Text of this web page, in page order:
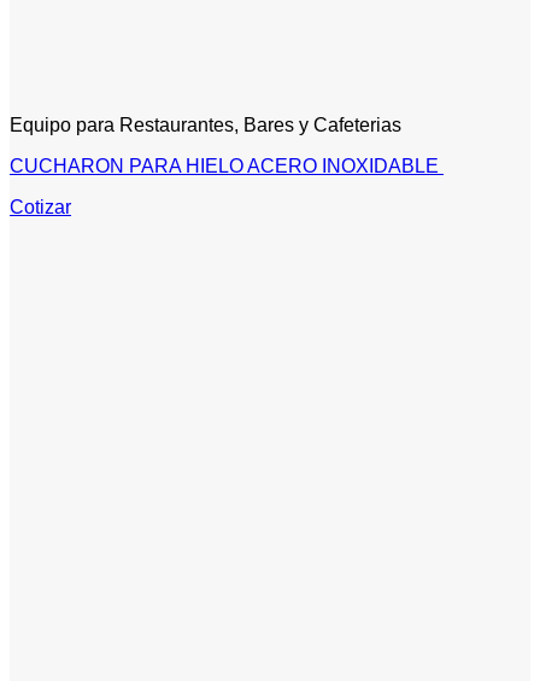
Equipo para Restaurantes, Bares y Cafeterias
CUCHARON PARA HIELO ACERO INOXIDABLE
Cotizar